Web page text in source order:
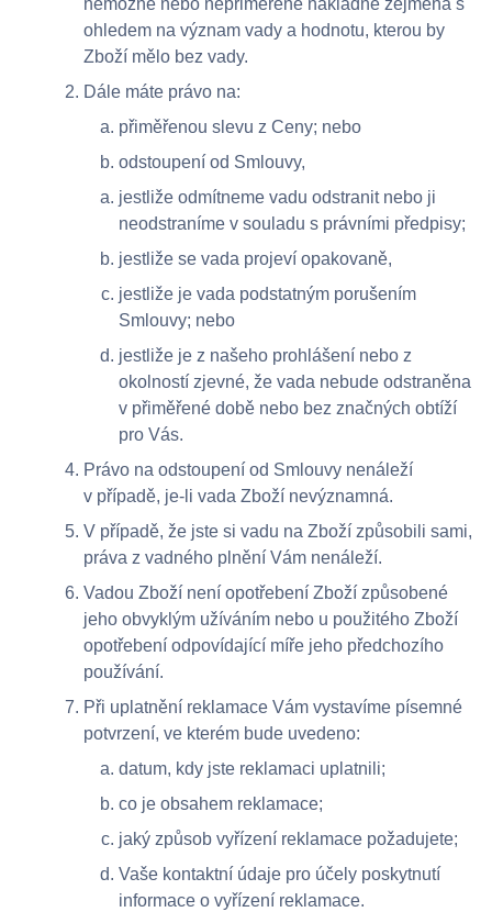
nemožné nebo nepřiměřeně nákladné zejména s
ohledem na význam vady a hodnotu, kterou by
Zboží mělo bez vady.
Dále máte právo na:
přiměřenou slevu z Ceny; nebo
odstoupení od Smlouvy,
jestliže odmítneme vadu odstranit nebo ji
neodstraníme v souladu s právními předpisy;
jestliže se vada projeví opakovaně,
jestliže je vada podstatným porušením
Smlouvy; nebo
jestliže je z našeho prohlášení nebo z
okolností zjevné, že vada nebude odstraněna
v přiměřené době nebo bez značných obtíží
pro Vás.
Právo na odstoupení od Smlouvy nenáleží
v případě, je-li vada Zboží nevýznamná.
V případě, že jste si vadu na Zboží způsobili sami,
práva z vadného plnění Vám nenáleží.
Vadou Zboží není opotřebení Zboží způsobené
jeho obvyklým užíváním nebo u použitého Zboží
opotřebení odpovídající míře jeho předchozího
používání.
Při uplatnění reklamace Vám vystavíme písemné
potvrzení, ve kterém bude uvedeno:
datum, kdy jste reklamaci uplatnili;
co je obsahem reklamace;
jaký způsob vyřízení reklamace požadujete;
Vaše kontaktní údaje pro účely poskytnutí
informace o vyřízení reklamace.